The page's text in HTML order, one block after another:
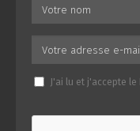
J'ai lu et j'accepte le